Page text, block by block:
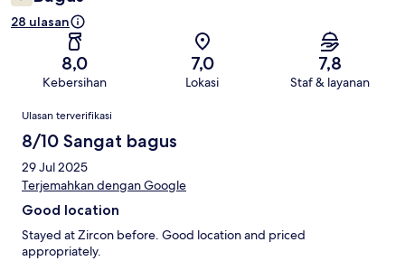
28 ulasan
8,0
Kebersihan
7,0
Lokasi
7,8
Staf & layanan
Ulasan
Ulasan terverifikasi
8/10 Sangat bagus
29 Jul 2025
Terjemahkan dengan Google
Good location
Stayed at Zircon before. Good location and priced
appropriately.